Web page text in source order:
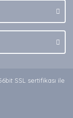
SSL sertifikası ile